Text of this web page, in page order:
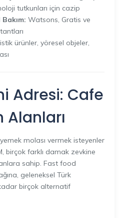
tutkunları için cazip
Watsons, Gratis ve
ürünler, yöresel objeler,
Adresi: Cafe
Alanları
molası vermek isteyenler
birçok farklı damak zevkine
sahip. Fast food
geleneksel Türk
birçok alternatif